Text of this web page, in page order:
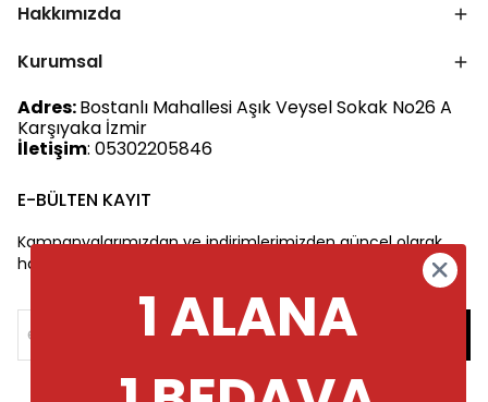
Hakkımızda
Kurumsal
Adres:Bostanlı Mahallesi Aşık Veysel Sokak No26 A
Karşıyaka İzmir
İletişim: 05302205846
E-BÜLTEN KAYIT
Kampanyalarımızdan ve indirimlerimizden güncel olarak
haberdar olun.
1 ALANA